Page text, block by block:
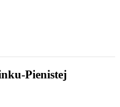
Pienistej